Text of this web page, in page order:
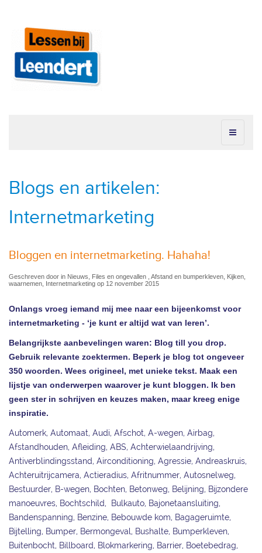
Blogs en artikelen:
Internetmarketing
Bloggen en internetmarketing. Hahaha!
Geschreven door in Nieuws, Files en ongevallen , Afstand en bumperkleven, Kijken,
waarnemen, Internetmarketing op 12 november 2015
Onlangs vroeg iemand mij mee naar een bijeenkomst voor
internetmarketing - ‘je kunt er altijd wat van leren’.
Belangrijkste aanbevelingen waren: Blog till you drop.
Gebruik relevante zoektermen. Beperk je blog tot ongeveer
350 woorden. Wees origineel, met unieke tekst. Maak een
lijstje van onderwerpen waarover je kunt bloggen. Ik ben
geen ster in schrijven en keuzes maken, maar kreeg enige
inspiratie.
Automerk, Automaat, Audi, Afschot, A-wegen, Airbag,
Afstandhouden, Afleiding, ABS, Achterwielaandrijving,
Antiverblindingsstand, Airconditioning, Agressie, Andreaskruis,
Achteruitrijcamera, Actieradius, Afritnummer, Autosnelweg,
Bestuurder, B-wegen, Bochten, Betonweg, Belijning, Bijzondere
manoeuvres, Bochtschild, Bulkauto, Bajonetaansluiting,
Bandenspanning, Benzine, Bebouwde kom, Bagageruimte,
Bijtelling, Bumper, Bermongeval, Bushalte, Bumperkleven,
Buitenbocht, Billboard, Blokmarkering, Barrier, Boetebedrag,